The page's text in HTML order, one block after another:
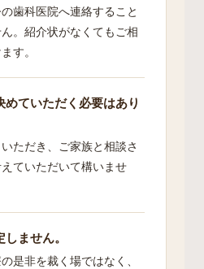
歯科医院へ連絡すること
。紹介状がなくてもご相
す。
めていただく必要はあり
ただき、ご家族と相談さ
ていただいて構いませ
ません。
是非を裁く場ではなく、